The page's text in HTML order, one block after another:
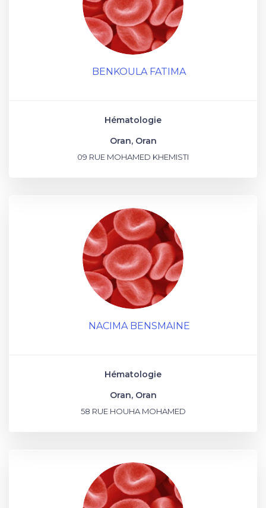
BENKOULA FATIMA
Hématologie
Oran, Oran
09 RUE MOHAMED KHEMISTI
NACIMA BENSMAINE
Hématologie
Oran, Oran
58 RUE HOUHA MOHAMED